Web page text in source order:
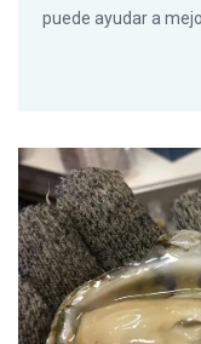
puede ayudar a